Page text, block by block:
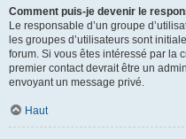
Comment puis-je devenir le
Le responsable d’un groupe
les groupes d’utilisateurs sont
forum. Si vous êtes intéressé par la
premier contact devrait être un
envoyant un message privé.
Haut